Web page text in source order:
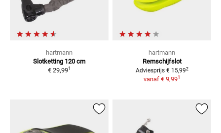
hartmann
Slotketting 120 cm
€ 29,991
hartmann
Remschijfslot
Adviesprijs € 15,992
vanaf € 9,991